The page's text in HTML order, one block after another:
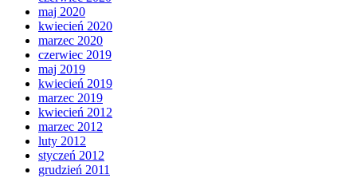
maj 2020
kwiecień 2020
marzec 2020
czerwiec 2019
maj 2019
kwiecień 2019
marzec 2019
kwiecień 2012
marzec 2012
luty 2012
styczeń 2012
grudzień 2011